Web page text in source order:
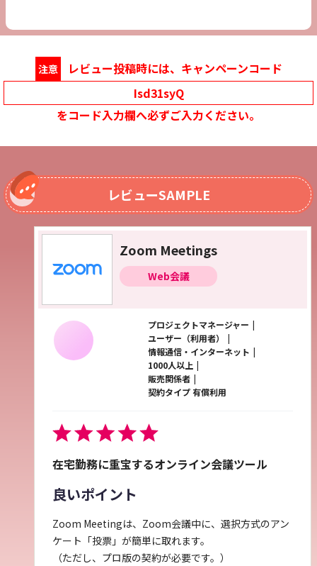
注意
レビュー投稿時には、キャンペーンコード
Isd31syQ
をコード入力欄へ必ずご入力ください。
レビューSAMPLE
Zoom Meetings
Web会議
プロジェクトマネージャー
ユーザー（利用者）
情報通信・インターネット
1000人以上
販売関係者
契約タイプ 有償利用
在宅勤務に重宝するオンライン会議ツール
良いポイント
Zoom Meetingは、Zoom会議中に、選択方式のアン
ケート「投票」が簡単に取れます。
（ただし、プロ版の契約が必要です。）